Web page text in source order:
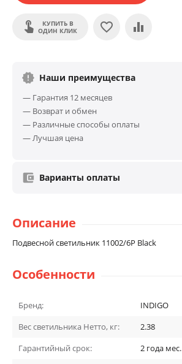
КУПИТЬ В
ОДИН КЛИК
Наши преимущества
— Гарантия 12 месяцев
— Возврат и обмен
— Различные способы оплаты
— Лучшая цена
Варианты оплаты
Описание
Подвесной светильник 11002/6P Black
Особенности
Бренд:
INDIGO
Вес светильника Нетто, кг:
2.38
Гарантийный срок:
2 года мес.